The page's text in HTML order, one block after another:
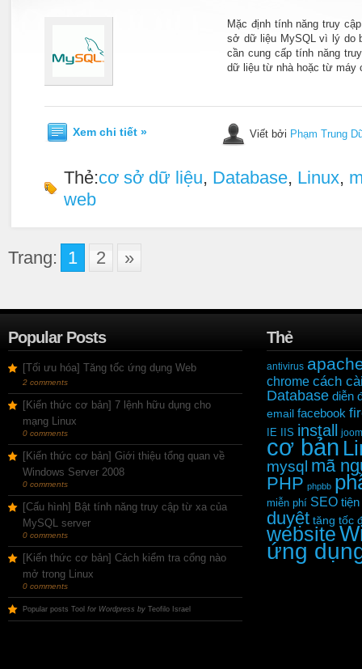
Mặc định tính năng truy
sở dữ liệu MySQL vì lý do
cần cung cấp tính năng
dữ liệu từ nhà hoặc từ máy
Xem chi tiết » Viết bởi Phạm Trung
Thẻ:cơ sở dữ liệu, Database, Linux,
web
Trang: 1 2 »
Popular Posts
[Tối ưu hóa] Tăng tốc ứng dụng Web
2 comments
[Kiến thức cơ bản] 7 lệnh hữu dụng cho
mạng Linux
0 comments
[Kiến thức cơ bản] Giới thiệu tổng quan về
Windows Server 2008
0 comments
[Cấu hình] Bật tính năng truy cập từ xa của
MySQL server
0 comments
[Kiến thức cơ bản] Cách kiểm tra cổng nào
mở trong Linux
0 comments
Popular posts Tool for Wordpress by Teofilo Israel
Thẻ
antivirus
chrome cách
Database diễn
email facebook
IE IIS install
cơ bản
mysql mã
PHP phpbb
miễn phí SEO
duyệt tăng tốc
website
ứng